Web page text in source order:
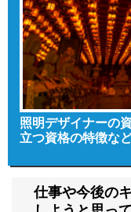
照明デザイナーの
立つ資格の特徴な
仕事や今後の